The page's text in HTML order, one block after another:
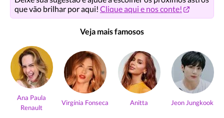
que vão brilhar por aqui! Clique aqui e nos conte!
Veja mais famosos
Ana Paula
Renault
Virgínia Fonseca Anitta Jeon Jungkook